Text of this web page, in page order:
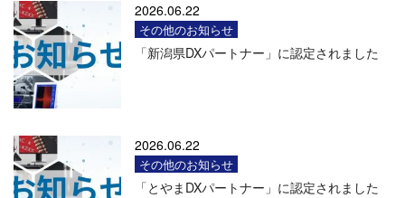
2026.06.22
その他のお知らせ
「新潟県DXパートナー」に認定されました
2026.06.22
その他のお知らせ
「とやまDXパートナー」に認定されました